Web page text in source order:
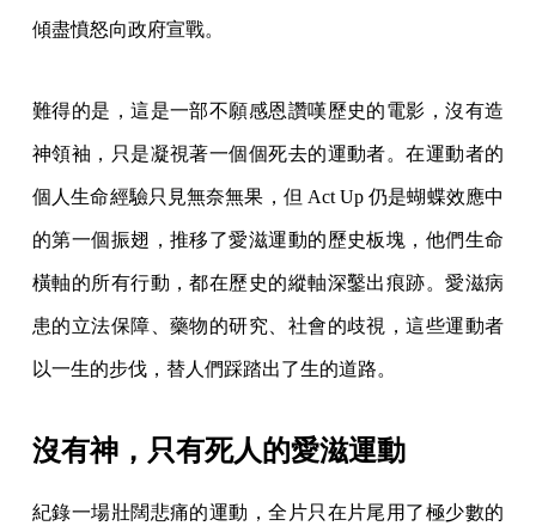
傾盡憤怒向政府宣戰。
難得的是，這是一部不願感恩讚嘆歷史的電影，沒有造
神領袖，只是凝視著一個個死去的運動者。在運動者的
個人生命經驗只見無奈無果，但 Act Up 仍是蝴蝶效應中
的第一個振翅，推移了愛滋運動的歷史板塊，他們生命
橫軸的所有行動，都在歷史的縱軸深鑿出痕跡。愛滋病
患的立法保障、藥物的研究、社會的歧視，這些運動者
以一生的步伐，替人們踩踏出了生的道路。
沒有神，只有死人的愛滋運動
紀錄一場壯闊悲痛的運動，全片只在片尾用了極少數的